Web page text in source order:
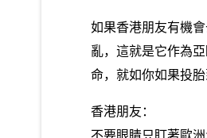
如果香港朋友有機
亂，這就是它作為
命，就如你如果投
香港朋友：